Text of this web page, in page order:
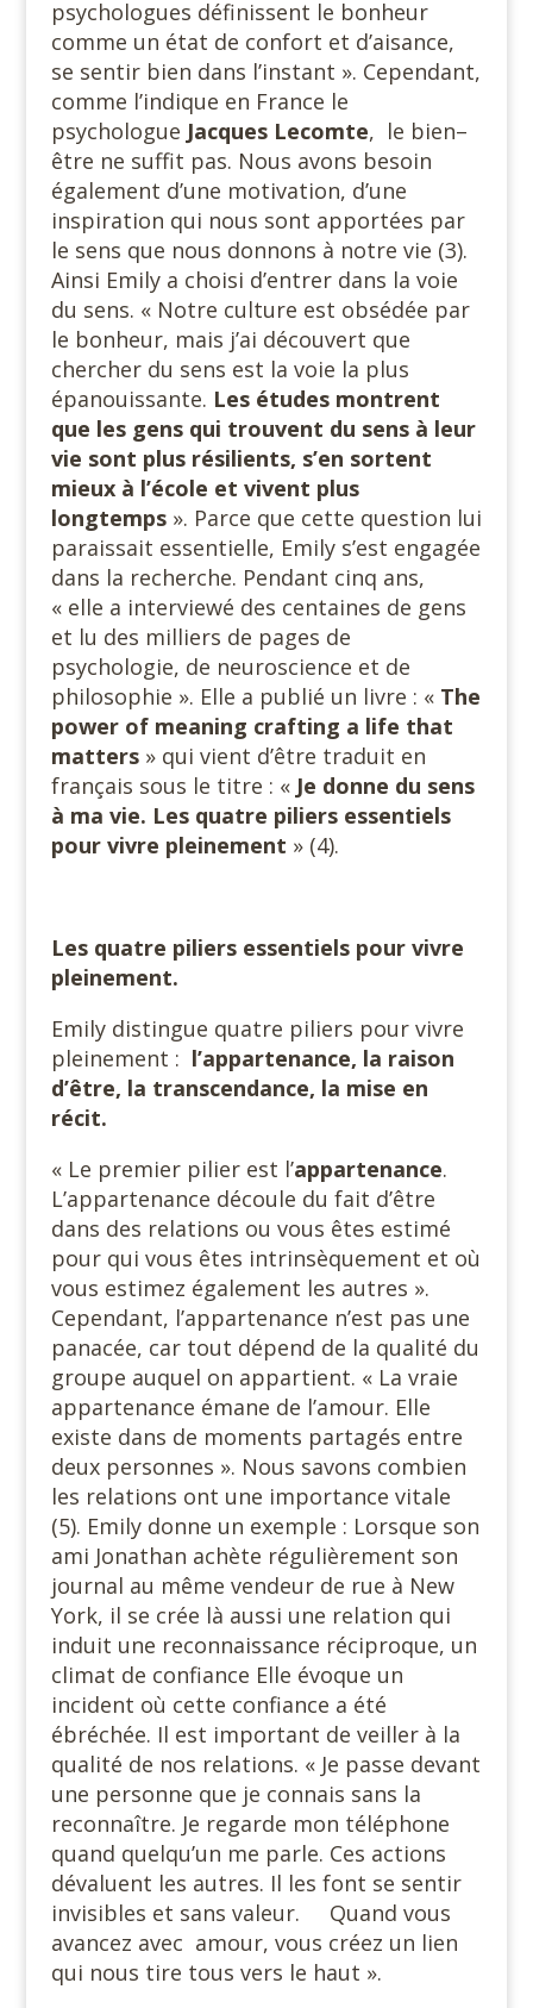
psychologues définissent le bonheur
comme un état de confort et d’aisance,
se sentir bien dans l’instant ». Cependant,
comme l’indique en France le
psychologue Jacques Lecomte, le bien–
être ne suffit pas. Nous avons besoin
également d’une motivation, d’une
inspiration qui nous sont apportées par
le sens que nous donnons à notre vie (3).
Ainsi Emily a choisi d’entrer dans la voie
du sens. « Notre culture est obsédée par
le bonheur, mais j’ai découvert que
chercher du sens est la voie la plus
épanouissante. Les études montrent
que les gens qui trouvent du sens à leur
vie sont plus résilients, s’en sortent
mieux à l’école et vivent plus
longtemps». Parce que cette question lui
paraissait essentielle, Emily s’est engagée
dans la recherche. Pendant cinq ans,
« elle a interviewé des centaines de gens
et lu des milliers de pages de
psychologie, de neuroscience et de
philosophie ». Elle a publié un livre : « The
power of meaning crafting a life that
matters» qui vient d’être traduit en
français sous le titre : « Je donne du sens
à ma vie. Les quatre piliers essentiels
pour vivre pleinement » (4).
Les quatre piliers essentiels pour vivre
pleinement.
Emily distingue quatre piliers pour vivre
pleinement : l’appartenance, la raison
d’être, la transcendance, la mise en
récit.
« Le premier pilier est l’appartenance.
L’appartenance découle du fait d’être
dans des relations ou vous êtes estimé
pour qui vous êtes intrinsèquement et où
vous estimez également les autres ».
Cependant, l’appartenance n’est pas une
panacée, car tout dépend de la qualité du
groupe auquel on appartient. « La vraie
appartenance émane de l’amour. Elle
existe dans de moments partagés entre
deux personnes ». Nous savons combien
les relations ont une importance vitale
(5). Emily donne un exemple : Lorsque son
ami Jonathan achète régulièrement son
journal au même vendeur de rue à New
York, il se crée là aussi une relation qui
induit une reconnaissance réciproque, un
climat de confiance Elle évoque un
incident où cette confiance a été
ébréchée. Il est important de veiller à la
qualité de nos relations. « Je passe devant
une personne que je connais sans la
reconnaître. Je regarde mon téléphone
quand quelqu’un me parle. Ces actions
dévaluent les autres. Il les font se sentir
invisibles et sans valeur. Quand vous
avancez avec amour, vous créez un lien
qui nous tire tous vers le haut ».